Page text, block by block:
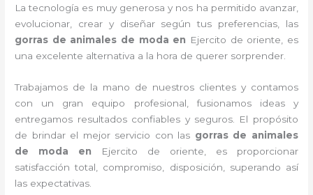
La tecnología es muy generosa y nos ha permitido avanzar,
evolucionar, crear y diseñar según tus preferencias, las
gorras de animales de moda en Ejercito de oriente, es
una excelente alternativa a la hora de querer sorprender.
Trabajamos de la mano de nuestros clientes y contamos
con un gran equipo profesional, fusionamos ideas y
entregamos resultados confiables y seguros. El propósito
de brindar el mejor servicio con las gorras de animales
de moda
en
Ejercito de oriente, es proporcionar
satisfacción total, compromiso, disposición, superando así
las expectativas.